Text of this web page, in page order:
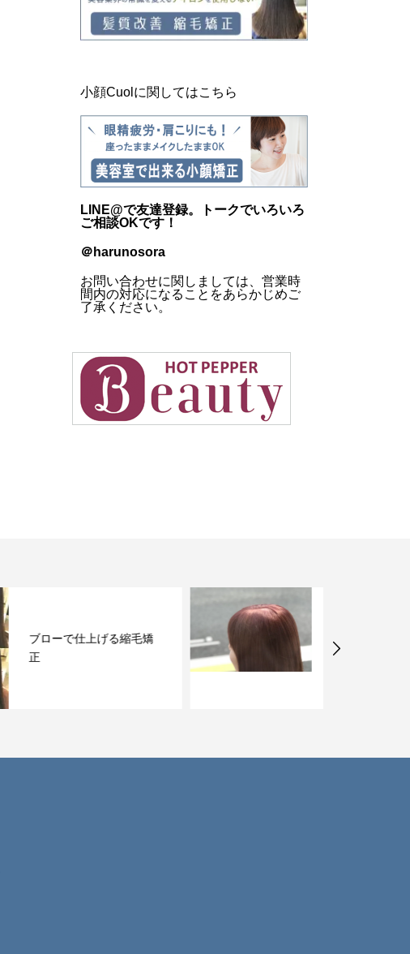
小顔Cuolに関してはこちら
LINE@で友達登録。トークでいろいろ
ご相談OKです！
＠harunosora
お問い合わせに関しましては、営業時
間内の対応になることをあらかじめご
了承ください。
仙川の美容室でヘアカラ
ー その2